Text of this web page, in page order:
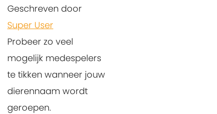
Geschreven door
Super User
Probeer zo veel
mogelijk medespelers
te tikken wanneer jouw
dierennaam wordt
geroepen.